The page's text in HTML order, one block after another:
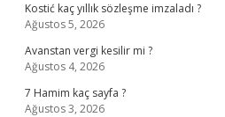
Kostić kaç yıllık sözleşme imzaladı ?
Ağustos 5, 2026
Avanstan vergi kesilir mi ?
Ağustos 4, 2026
7 Hamim kaç sayfa ?
Ağustos 3, 2026